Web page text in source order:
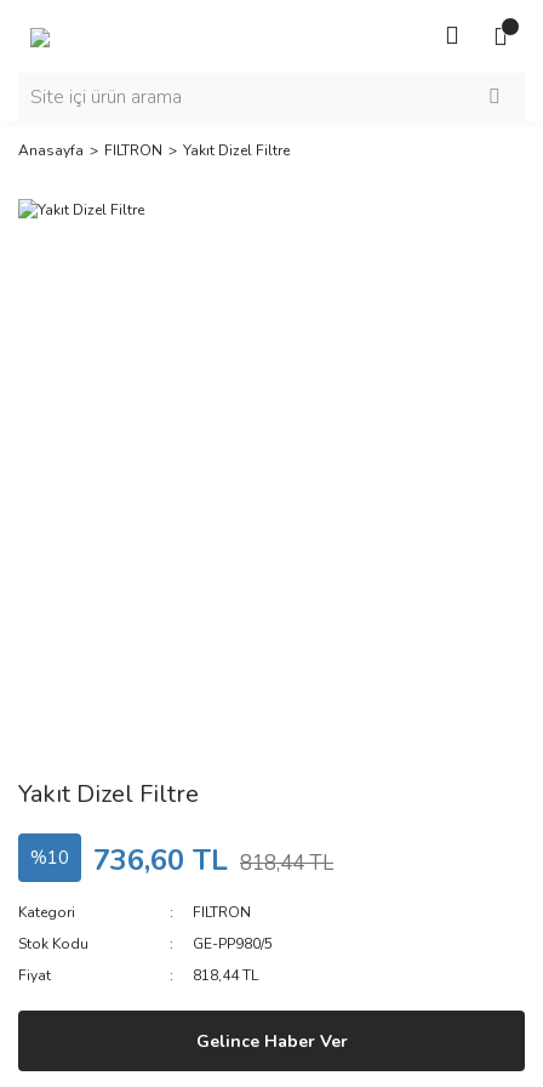
Anasayfa FILTRON Yakıt Dizel Filtre
Yakıt Dizel Filtre
%10 736,60 TL 818,44 TL
Kategori
FILTRON
Stok Kodu
GE-PP980/5
Fiyat
818,44 TL
Gelince Haber Ver